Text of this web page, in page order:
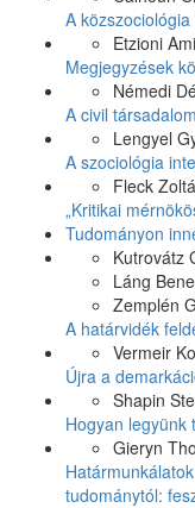
A
Etzioni
Megjegyzések
Némedi
A civil
Lengyel
A szociológia
Fleck
„Kritikai
Tudományon
Kutrovátz
Láng
Zemplén
A határvidék
Vermeir
Újra a
Shapin
Hogyan legyünk
Gieryn
tudománytól: